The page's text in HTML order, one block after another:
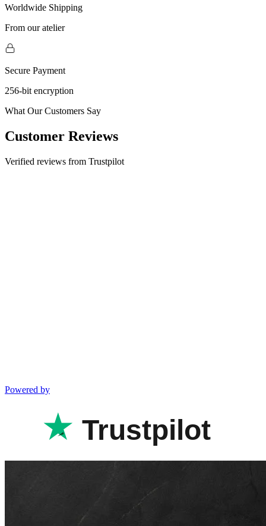
Worldwide Shipping
From our atelier
Secure Payment
256-bit encryption
What Our Customers Say
Customer Reviews
Verified reviews from Trustpilot
Powered by
Trustpilot